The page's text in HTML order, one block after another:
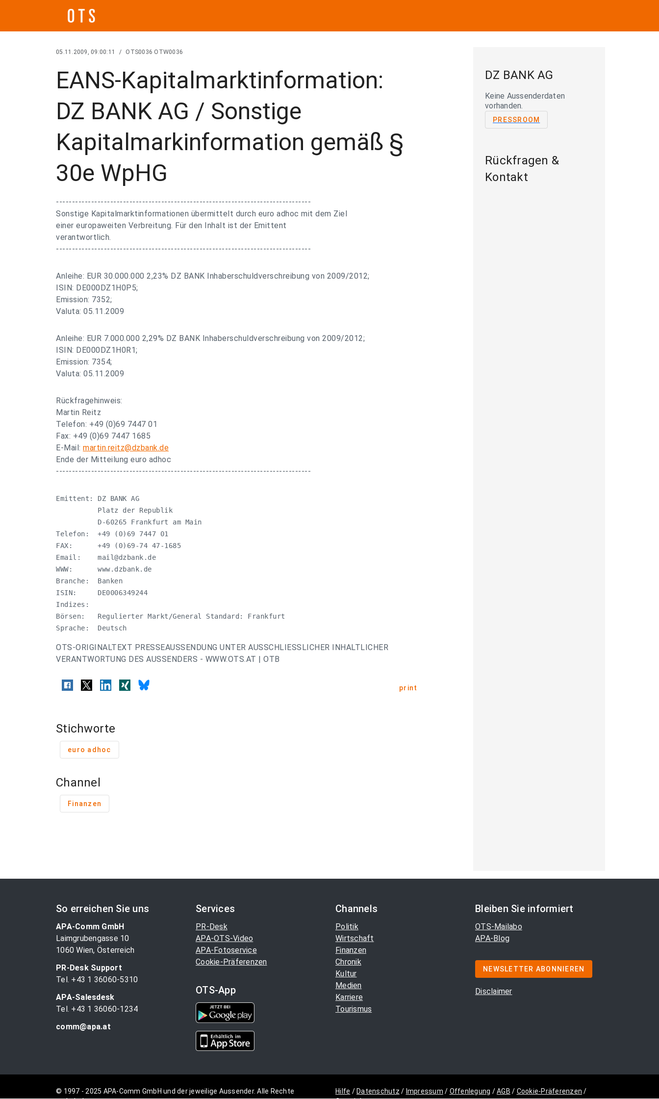
05.11.2009, 09:00:11 / OTS0036 OTW0036
EANS-Kapitalmarktinformation:
DZ BANK AG / Sonstige
Kapitalmarkinformation gemäß §
30e WpHG
--------------------------------------------------------------------------------
Sonstige Kapitalmarktinformationen übermittelt durch euro adhoc mit dem Ziel
einer europaweiten Verbreitung. Für den Inhalt ist der Emittent
verantwortlich.
--------------------------------------------------------------------------------
Anleihe: EUR 30.000.000 2,23% DZ BANK Inhaberschuldverschreibung von 2009/2012;
ISIN: DE000DZ1H0P5;
Emission: 7352;
Valuta: 05.11.2009
Anleihe: EUR 7.000.000 2,29% DZ BANK Inhaberschuldverschreibung von 2009/2012;
ISIN: DE000DZ1H0R1;
Emission: 7354;
Valuta: 05.11.2009
Rückfragehinweis:
Martin Reitz
Telefon: +49 (0)69 7447 01
Fax: +49 (0)69 7447 1685
E-Mail: martin.reitz@dzbank.de
Ende der Mitteilung euro adhoc
--------------------------------------------------------------------------------
Emittent: DZ BANK AG
          Platz der Republik
          D-60265 Frankfurt am Main
Telefon:  +49 (0)69 7447 01
FAX:      +49 (0)69-74 47-1685
Email: mail@dzbank.de
WWW:      www.dzbank.de
Branche:  Banken
ISIN:     DE0006349244
Indizes:
Börsen:   Regulierter Markt/General Standard: Frankfurt
Sprache:  Deutsch
OTS-ORIGINALTEXT PRESSEAUSSENDUNG UNTER AUSSCHLIESSLICHER INHALTLICHER
VERANTWORTUNG DES AUSSENDERS - WWW.OTS.AT | OTB
print
Stichworte
euro adhoc
Channel
Finanzen
DZ BANK AG
Keine Aussenderdaten
vorhanden.
PRESSROOM
Rückfragen &
Kontakt
So erreichen Sie uns
APA-Comm GmbH
Laimgrubengasse 10
1060 Wien, Österreich
PR-Desk Support
Tel. +43 1 36060-5310
APA-Salesdesk
Tel. +43 1 36060-1234
comm@apa.at
Services
PR-Desk
APA-OTS-Video
APA-Fotoservice
Cookie-Präferenzen
OTS-App
Channels
Politik
Wirtschaft
Finanzen
Chronik
Kultur
Medien
Karriere
Tourismus
Bleiben Sie informiert
OTS-Mailabo
APA-Blog
NEWSLETTER ABONNIEREN
Disclaimer
© 1997 - 2025 APA-Comm GmbH und der jeweilige Aussender. Alle Rechte
Hilfe / Datenschutz / Impressum / Offenlegung /AGB / Cookie-Präferenzen /